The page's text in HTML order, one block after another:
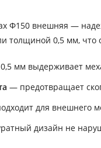
Ф150 внешняя —
толщиной 0,5 мм, что
мм выдерживает
— предотвращает
для внешнего
дизайн не